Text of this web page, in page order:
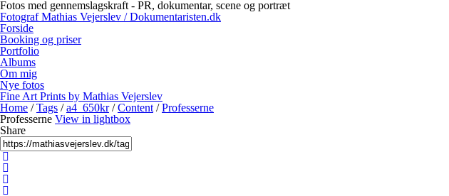
Fotos med gennemslagskraft - PR, dokumentar, scene og portræt
Fotograf Mathias Vejerslev / Dokumentaristen.dk
Forside
Booking og priser
Portfolio
Albums
Om mig
Nye fotos
Fine Art Prints by Mathias Vejerslev
Home /Tags /a4_650kr/Content /Professerne
Professerne View in lightbox
Share